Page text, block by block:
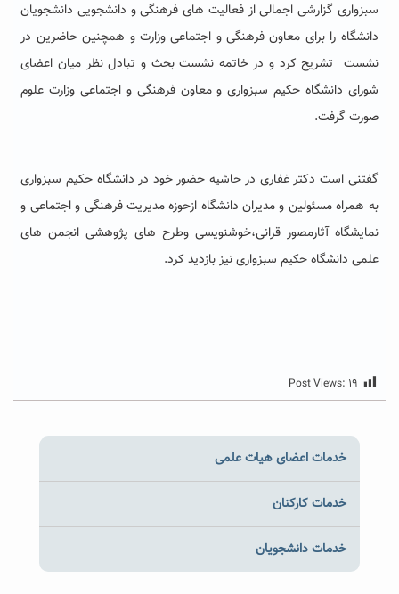
سبزواری گزارشی اجمالی از فعالیت های فرهنگی و دانشجویی دانشجویان
دانشگاه را برای معاون فرهنگی و اجتماعی وزارت و همچنین حاضرین در
نشست تشریح کرد و در خاتمه نشست بحث و تبادل نظر میان اعضای
شورای دانشگاه حکیم سبزواری و معاون فرهنگی و اجتماعی وزارت علوم
صورت گرفت.
گفتنی است دکتر غفاری در حاشیه حضور خود در دانشگاه حکیم سبزواری
به همراه مسئولین و مدیران دانشگاه ازحوزه مدیریت فرهنگی و اجتماعی و
نمایشگاه آثارمصور قرانی،خوشنویسی وطرح های پژوهشی انجمن های
علمی دانشگاه حکیم سبزواری نیز بازدید کرد.
Post Views: ۱۹
خدمات اعضای هیات علمی
خدمات کارکنان
خدمات دانشجویان